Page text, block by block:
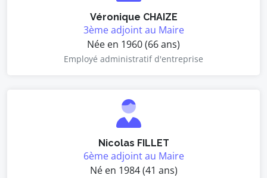
Véronique CHAIZE
3ème adjoint au Maire
Née en 1960 (66 ans)
Employé administratif d'entreprise
Nicolas FILLET
6ème adjoint au Maire
Né en 1984 (41 ans)